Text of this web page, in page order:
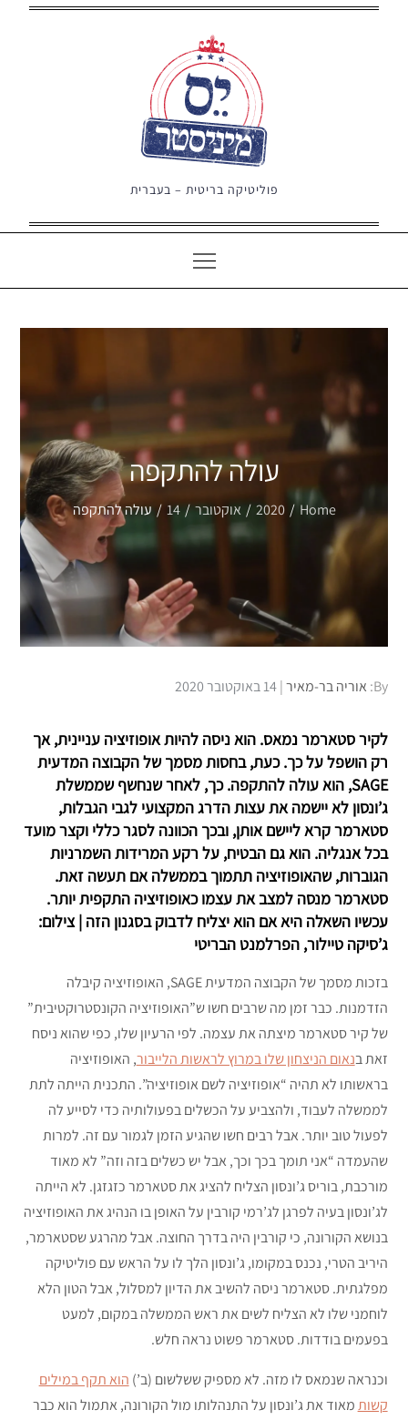
פוליטיקה בריטית – בעברית
עולה להתקפה
Home
2020 אוקטובר 14 עולה להתקפה
By: אוריה בר-מאיר Posted
14 באוקטובר 2020
לקיר סטארמר נמאס. הוא ניסה להיות אופוזיציה עניינית, אך
רק הושפל על כך. כעת, בחסות מסמך של הקבוצה המדעית
SAGE, הוא עולה להתקפה. כך, לאחר שנחשף שממשלת
ג’ונסון לא יישמה את עצות הדרג המקצועי לגבי הגבלות,
סטארמר קרא ליישם אותן, ובכך הכוונה לסגר כללי וקצר מועד
בכל אנגליה. הוא גם הבטיח, על רקע המרידות השמרניות
הגוברות, שהאופוזיציה תתמוך בממשלה אם תעשה זאת.
סטארמר מנסה למצב את עצמו כאופוזיציה התקפית יותר.
עכשיו השאלה היא אם הוא יצליח לדבוק בסגנון הזה | צילום:
ג’סיקה טיילור, הפרלמנט הבריטי
בזכות מסמך של הקבוצה המדעית SAGE, האופוזיציה קיבלה
הזדמנות. כבר זמן מה שרבים חשו ש”האופוזיציה הקונסטרוקטיבית”
של קיר סטארמר מיצתה את עצמה. לפי הרעיון שלו, כפי שהוא ניסח
זאת בנאום הניצחון שלו במרוץ לראשות הלייבור, האופוזיציה
בראשותו לא תהיה “אופוזיציה לשם אופוזיציה”. התכנית הייתה לתת
לממשלה לעבוד, ולהצביע על הכשלים בפעולותיה כדי לסייע לה
לפעול טוב יותר. אבל רבים חשו שהגיע הזמן לגמור עם זה. למרות
שהעמדה “אני תומך בכך וכך, אבל יש כשלים בזה וזה” לא מאוד
מורכבת, בוריס ג’ונסון הצליח להציג את סטארמר כזגזגן. לא הייתה
לג’ונסון בעיה לפרגן לג’רמי קורבין על האופן בו הנהיג את האופוזיציה
בנושא הקורונה, כי קורבין היה בדרך החוצה. אבל מהרגע שסטארמר,
היריב הטרי, נכנס במקומו, ג’ונסון הלך לו על הראש עם פוליטיקה
מפלגתית. סטארמר ניסה להשיב את הדיון למסלול, אבל הטון הלא
לוחמני שלו לא הצליח לשים את ראש הממשלה במקום, למעט
בפעמים בודדות. סטארמר פשוט נראה חלש.
וכנראה שנמאס לו מזה. לא מספיק ששלשום (ב’) הוא תקף במילים
קשותמאוד את ג’ונסון על התנהלותו מול הקורונה, אתמול הוא כבר